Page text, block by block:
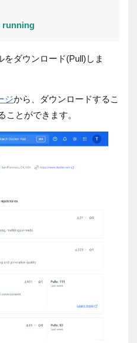
running
をダウンロード(Pull)しま
ジから、ダウンロードするこ
ことができます。